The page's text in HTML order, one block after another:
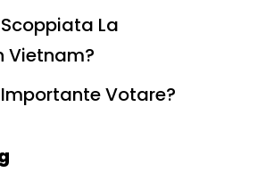
Scoppiata La
Vietnam?
Importante Votare?